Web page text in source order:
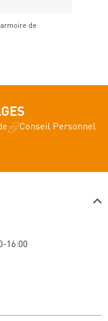
de
Conseil Personnel
16:00